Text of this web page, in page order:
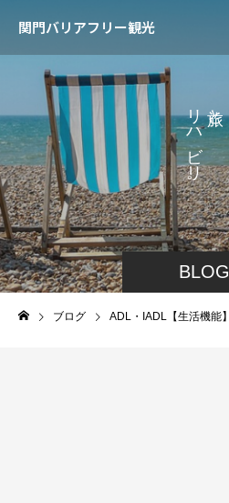
関門バリアフリー観光
BLOG
と
、
リ
ハ
ビ
リ
。
ブログ ADL・IADL【生活機能】